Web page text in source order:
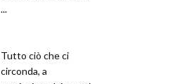
...
Tutto ciò che ci
circonda, a